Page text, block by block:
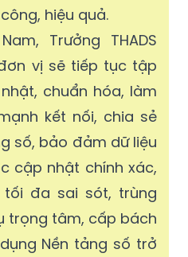
hiệu quả.
Trưởng THADS
vị sẽ tiếp tục tập
chuẩn hóa, làm
kết nối, chia sẻ
số, bảo đảm dữ liệu
cập nhật chính xác,
đa sai sót, trùng
trọng tâm, cấp bách
Nền tảng số trở